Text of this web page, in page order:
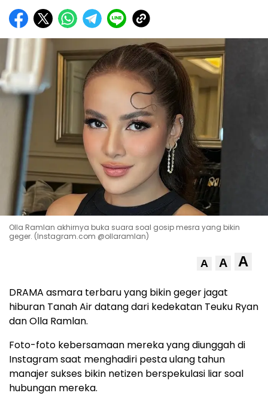
Olla Ramlan akhirnya buka suara soal gosip mesra yang bikin
geger. (Instagram.com @ollaramlan)
A A A
DRAMA asmara terbaru yang bikin geger jagat
hiburan Tanah Air datang dari kedekatan Teuku Ryan
dan Olla Ramlan.
Foto-foto kebersamaan mereka yang diunggah di
Instagram saat menghadiri pesta ulang tahun
manajer sukses bikin netizen berspekulasi liar soal
hubungan mereka.